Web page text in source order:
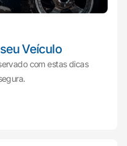
Veículo
com estas dicas